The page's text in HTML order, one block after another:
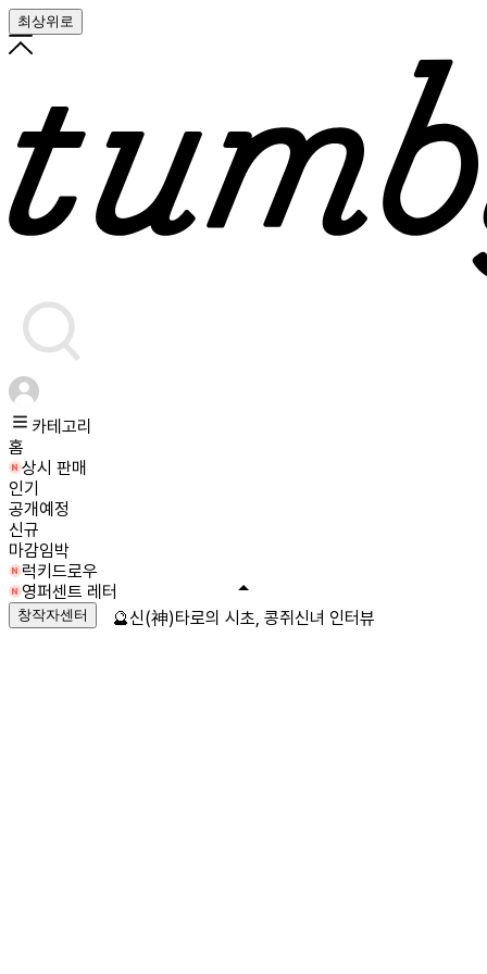
최상위로
카테고리
홈
상시 판매
인기
공개예정
신규
마감임박
럭키드로우
영퍼센트 레터
창작자센터 🔮신(神)타로의 시초, 콩쥐신녀 인터뷰